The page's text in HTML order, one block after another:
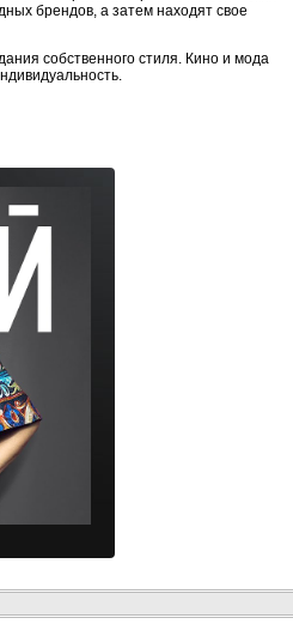
брендов, а затем находят свое
собственного стиля. Кино и мода